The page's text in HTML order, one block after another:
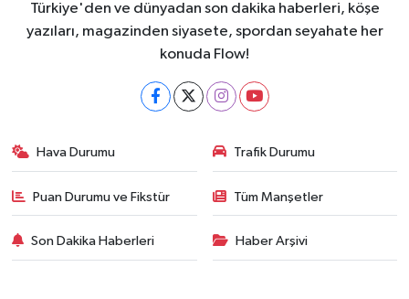
Türkiye'den ve dünyadan son dakika haberleri, köşe
yazıları, magazinden siyasete, spordan seyahate her
konuda Flow!
Hava Durumu Trafik Durumu
Puan Durumu ve Fikstür Tüm Manşetler
Son Dakika Haberleri Haber Arşivi